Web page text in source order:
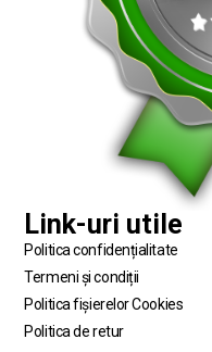
Link-uri utile
Politica confidențialitate
Termeni și condiții
Politica fișierelor Cookies
Politica de retur